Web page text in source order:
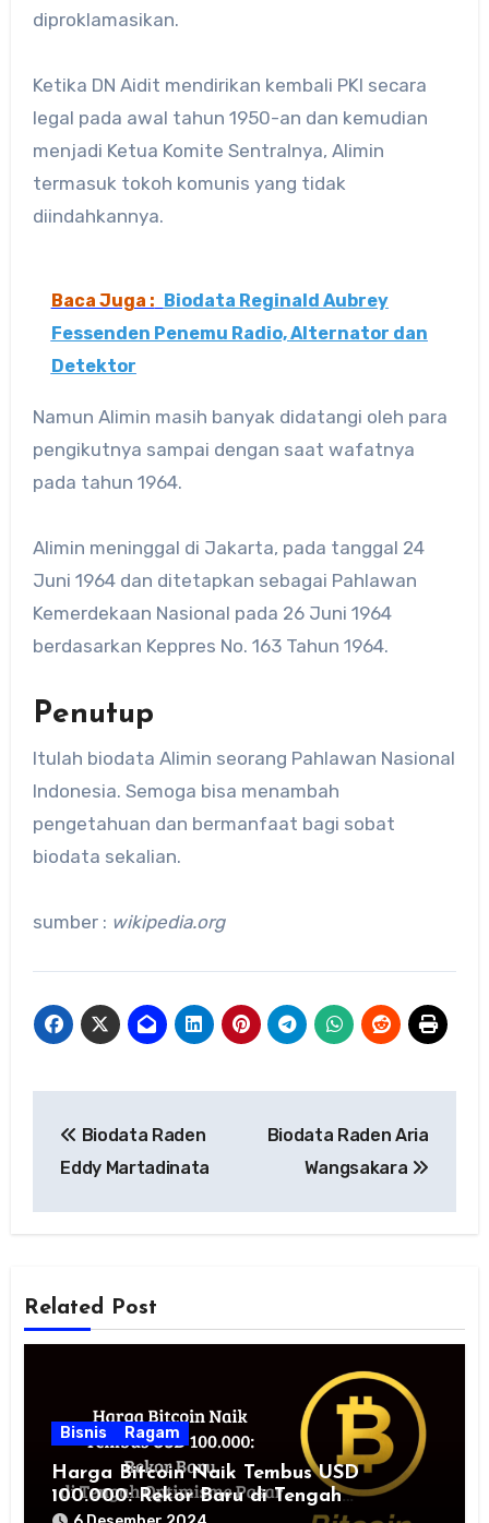
diproklamasikan.
Ketika DN Aidit mendirikan kembali PKI secara
legal pada awal tahun 1950-an dan kemudian
menjadi Ketua Komite Sentralnya, Alimin
termasuk tokoh komunis yang tidak
diindahkannya.
Baca Juga :
Biodata Reginald Aubrey
Fessenden Penemu Radio, Alternator dan
Detektor
Namun Alimin masih banyak didatangi oleh para
pengikutnya sampai dengan saat wafatnya
pada tahun 1964.
Alimin meninggal di Jakarta, pada tanggal 24
Juni 1964 dan ditetapkan sebagai Pahlawan
Kemerdekaan Nasional pada 26 Juni 1964
berdasarkan Keppres No. 163 Tahun 1964.
Penutup
Itulah biodata Alimin seorang Pahlawan Nasional
Indonesia. Semoga bisa menambah
pengetahuan dan bermanfaat bagi sobat
biodata sekalian.
sumber : wikipedia.org
pos
Biodata Raden
Eddy Martadinata
Biodata Raden Aria
Wangsakara
Related Post
Bisnis Ragam
Harga Bitcoin Naik Tembus USD
100.000: Rekor Baru di Tengah